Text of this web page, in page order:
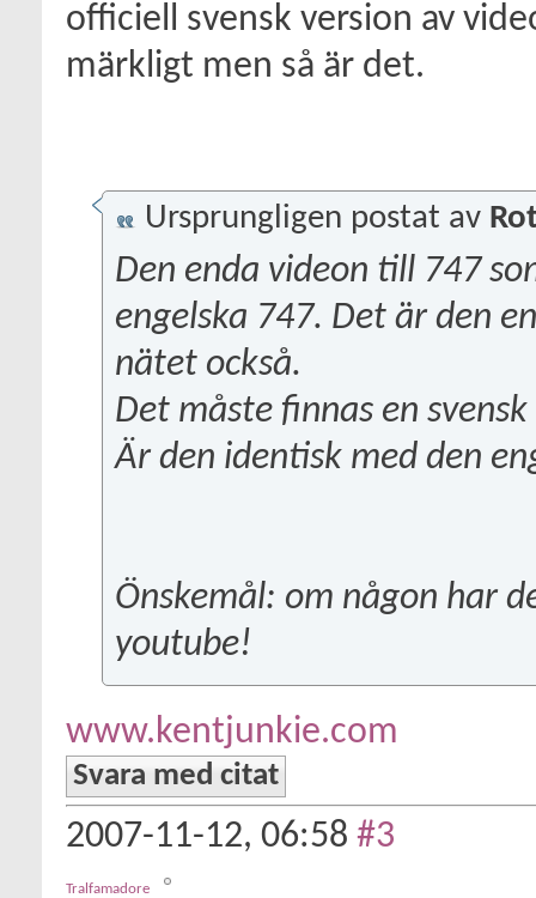
officiell svensk version av
märkligt men så är det.
Ursprungligen postat av
Den enda videon till 747
engelska 747. Det är den
nätet också.
Det måste finnas en
Är den identisk med den
Önskemål: om någon har
youtube!
www.kentjunkie.com
Svara med citat
2007-11-12, 06:58 #3
Tralfamadore